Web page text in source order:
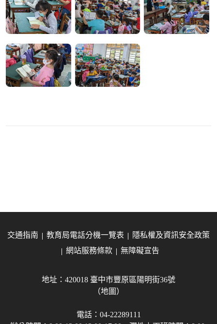
交通指南 教育局電話分機一覽表
隱私權及資訊安全政策
網站服務條款
無障礙宣告
地址：420018 臺中市豐原區陽明街36號
（地圖）
電話：04-22289111